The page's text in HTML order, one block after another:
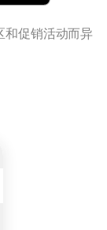
和促销活动而异